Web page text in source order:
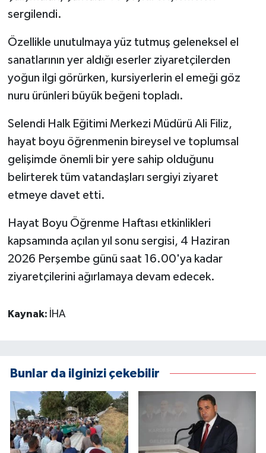
sergilendi.
Özellikle unutulmaya yüz tutmuş geleneksel el
sanatlarının yer aldığı eserler ziyaretçilerden
yoğun ilgi görürken, kursiyerlerin el emeği göz
nuru ürünleri büyük beğeni topladı.
Selendi Halk Eğitimi Merkezi Müdürü Ali Filiz,
hayat boyu öğrenmenin bireysel ve toplumsal
gelişimde önemli bir yere sahip olduğunu
belirterek tüm vatandaşları sergiyi ziyaret
etmeye davet etti.
Hayat Boyu Öğrenme Haftası etkinlikleri
kapsamında açılan yıl sonu sergisi, 4 Haziran
2026 Perşembe günü saat 16.00'ya kadar
ziyaretçilerini ağırlamaya devam edecek.
Kaynak: İHA
Bunlar da ilginizi çekebilir